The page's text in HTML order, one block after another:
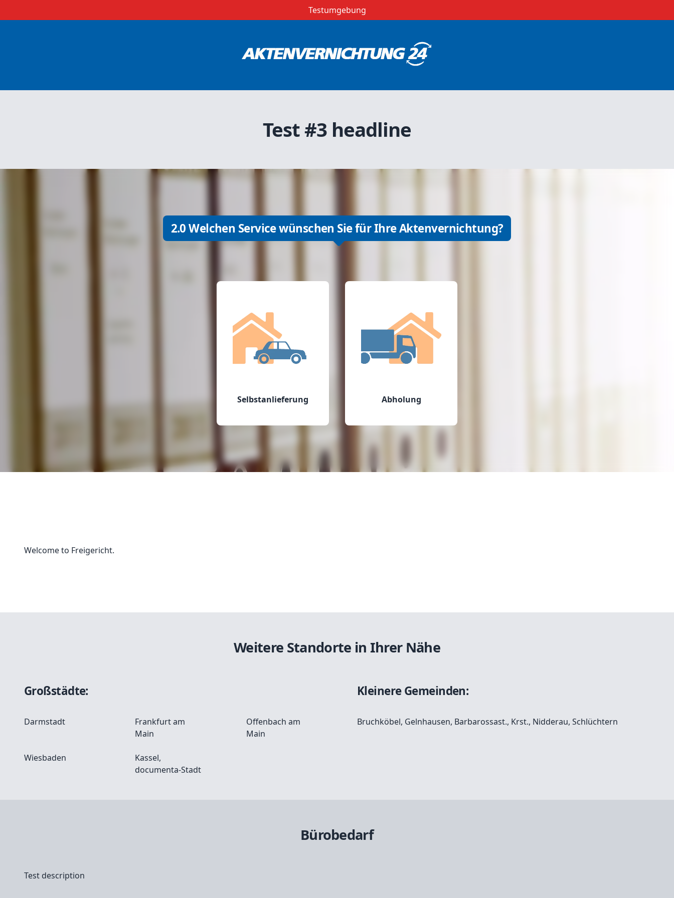
Testumgebung
Test #3 headline
2.0 Welchen Service wünschen Sie für Ihre Aktenvernichtung?
Selbstanlieferung Abholung
Welcome to Freigericht.
Weitere Standorte in Ihrer Nähe
Großstädte:
Darmstadt
Frankfurt am
Main
Offenbach am
Main
Wiesbaden
Kassel,
documenta-Stadt
Kleinere Gemeinden:
Bruchköbel, Gelnhausen, Barbarossast., Krst., Nidderau, Schlüchtern
Bürobedarf
Test description